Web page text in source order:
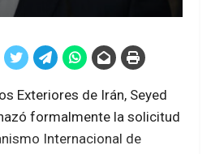
Exteriores de Irán, Seyed
formalmente la solicitud
Internacional de